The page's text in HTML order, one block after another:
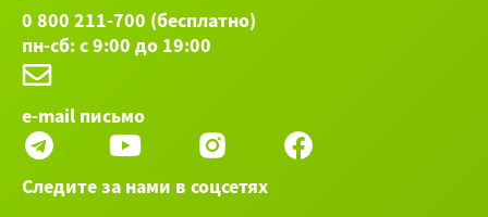
0 800 211-700 (бесплатно)
пн-сб: с 9:00 до 19:00
e-mail письмо
Следите за нами в соцсетях